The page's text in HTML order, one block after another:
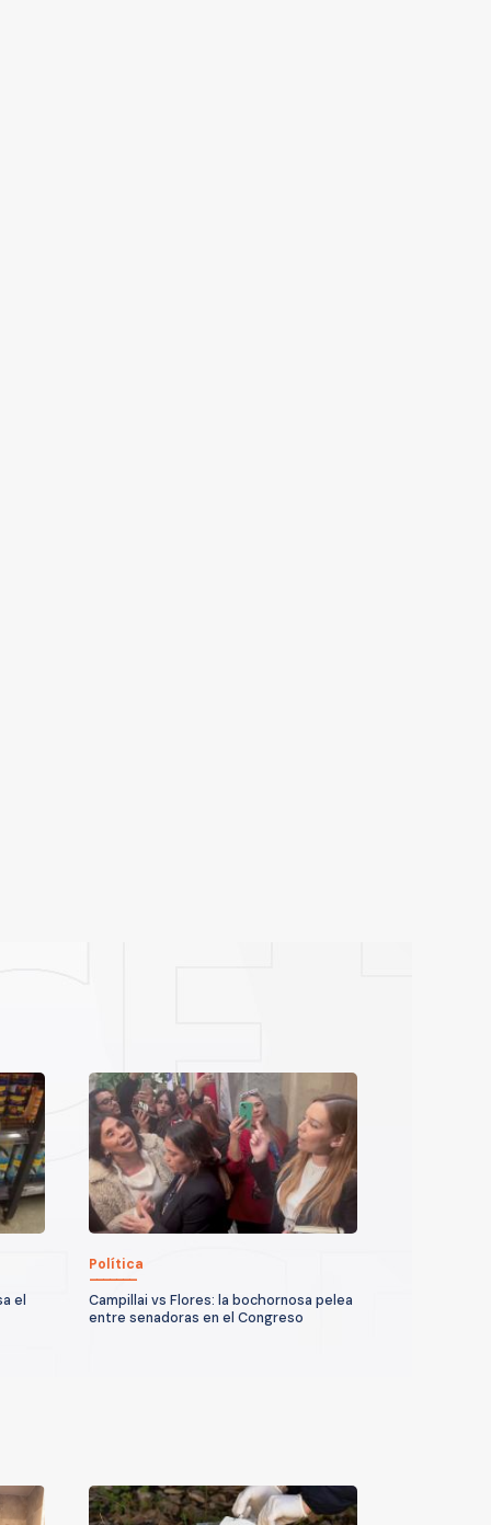
el
Política
Campillai vs Flores: la bochornosa pelea
entre senadoras en el Congreso